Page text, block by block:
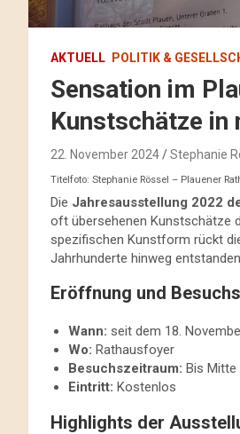
AKTUELL POLITIK &
Sensation im
Kunstschätze in
22. November 2024 Stephanie
Titelfoto: Stephanie Rössel – Plauener
Die Jahresausstellung 2022
oft übersehenen Kunstschätze
spezifischen Kunstform rückt
Jahrhunderte hinweg entstanden
Eröffnung und
Wann: seit dem 18.
Wo: Rathausfoyer
Besuchszeitraum: Bis Mitte
Eintritt: Kostenlos
Highlights der